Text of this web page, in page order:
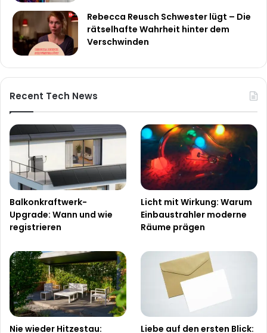
Rebecca Reusch Schwester lügt – Die
rätselhafte Wahrheit hinter dem
Verschwinden
Recent Tech News
Balkonkraftwerk-
Upgrade: Wann und wie
registrieren
Licht mit Wirkung: Warum
Einbaustrahler moderne
Räume prägen
Nie wieder Hitzestau:
Liebe auf den ersten Blick: